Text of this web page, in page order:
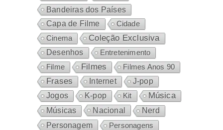
Bandeiras dos Países
Capa de Filme
Cidade
Cinema
Coleção Exclusiva
Desenhos
Entretenimento
Filme
Filmes Filmes Anos 90
Frases Internet
J-pop
Jogos
K-pop Kit Música
Músicas Nacional Nerd
Personagem Personagens